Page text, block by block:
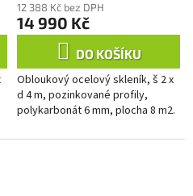
12 388 Kč bez DPH
14 990 Kč
DO KOŠÍKU
Obloukový ocelový skleník, š 2 x
d 4 m, pozinkované profily,
polykarbonát 6 mm, plocha 8 m2.